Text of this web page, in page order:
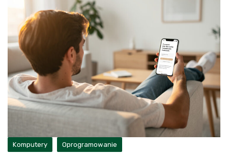
Komputery Oprogramowanie